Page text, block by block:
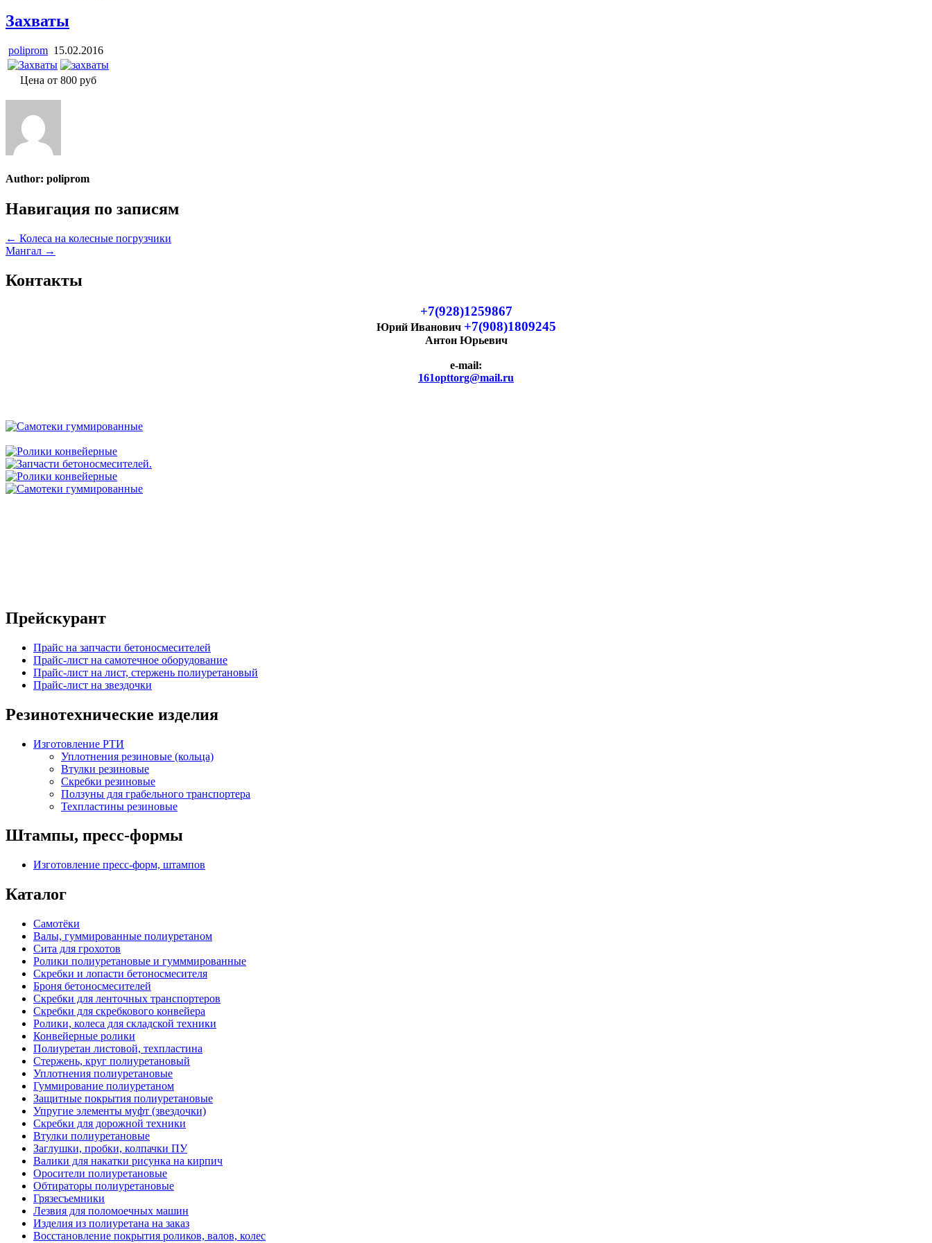
Захваты
poliprom 15.02.2016
Цена от 800 руб
Author: poliprom
Навигация по записям
← Колеса на колесные погрузчики
Мангал →
Контакты
+7(928)1259867
Юрий Иванович +7(908)1809245
Антон Юрьевич
e-mail:
161opttorg@mail.ru
Прейскурант
Прайс на запчасти бетоносмесителей
Прайс-лист на самотечное оборудование
Прайс-лист на лист, стержень полиуретановый
Прайс-лист на звездочки
Резинотехнические изделия
Изготовление РТИ
Уплотнения резиновые (кольца)
Втулки резиновые
Скребки резиновые
Ползуны для грабельного транспортера
Техпластины резиновые
Штампы, пресс-формы
Изготовление пресс-форм, штампов
Каталог
Самотёки
Валы, гуммированные полиуретаном
Сита для грохотов
Ролики полиуретановые и гумммированные
Скребки и лопасти бетоносмесителя
Броня бетоносмесителей
Скребки для ленточных транспортеров
Скребки для скребкового конвейера
Ролики, колеса для складской техники
Конвейерные ролики
Полиуретан листовой, техпластина
Стержень, круг полиуретановый
Уплотнения полиуретановые
Гуммирование полиуретаном
Защитные покрытия полиуретановые
Упругие элементы муфт (звездочки)
Скребки для дорожной техники
Втулки полиуретановые
Заглушки, пробки, колпачки ПУ
Валики для накатки рисунка на кирпич
Оросители полиуретановые
Обтираторы полиуретановые
Грязесъемники
Лезвия для поломоечных машин
Изделия из полиуретана на заказ
Восстановление покрытия роликов, валов, колес